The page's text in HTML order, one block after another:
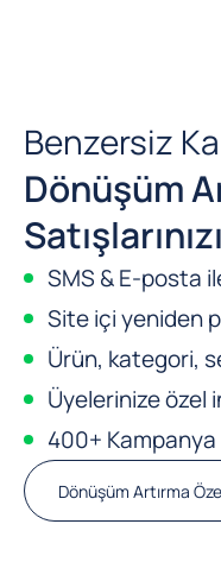
Benzersiz
Dönüşüm
SMS & E-posta
Site içi yeniden
Ürün, kategori,
Üyelerinize özel
400+
Dönüşüm Artırma